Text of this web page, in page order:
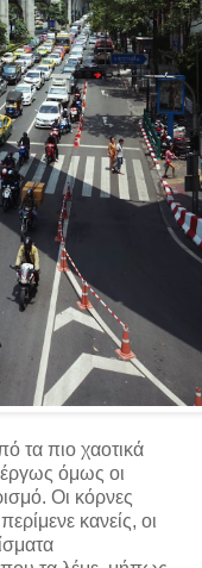
τα πιο χαοτικά
όμως οι
Οι κόρνες
κανείς, οι